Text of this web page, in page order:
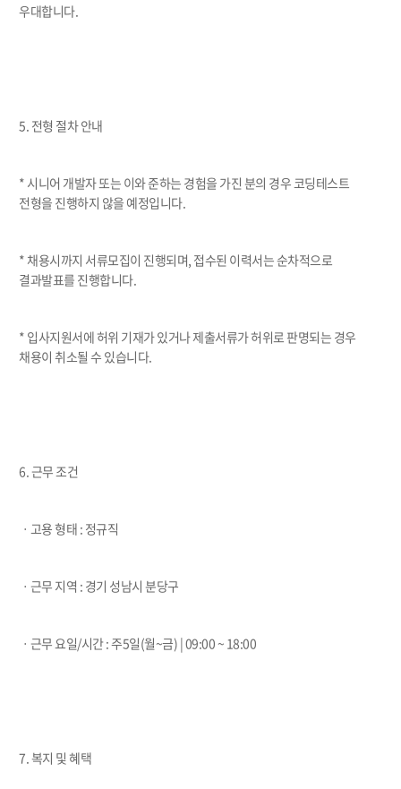
우대합니다.
5. 전형 절차 안내
* 시니어 개발자 또는 이와 준하는 경험을 가진 분의 경우 코딩테스트
전형을 진행하지 않을 예정입니다.
* 채용시까지 서류모집이 진행되며, 접수된 이력서는 순차적으로
결과발표를 진행합니다.
* 입사지원서에 허위 기재가 있거나 제출서류가 허위로 판명되는 경우
채용이 취소될 수 있습니다.
6. 근무 조건
ㆍ고용 형태 : 정규직
ㆍ근무 지역 : 경기 성남시 분당구
ㆍ근무 요일/시간 : 주5일(월~금) | 09:00 ~ 18:00
7. 복지 및 혜택